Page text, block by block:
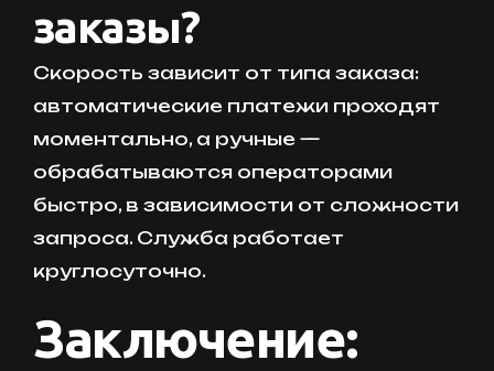
заказы?
Скорость зависит от типа заказа:
автоматические платежи проходят
моментально, а ручные —
обрабатываются операторами
быстро, в зависимости от сложности
запроса. Служба работает
круглосуточно.
Заключение: